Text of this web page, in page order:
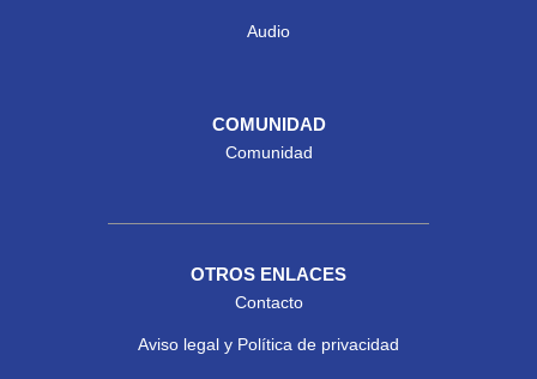
Audio
COMUNIDAD
Comunidad
OTROS ENLACES
Contacto
Aviso legal y Política de privacidad